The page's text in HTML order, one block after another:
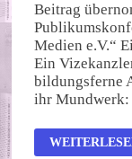
Beitrag
Medien e.V.“
Ein
bildungsferne
ihr
SCHOLZ